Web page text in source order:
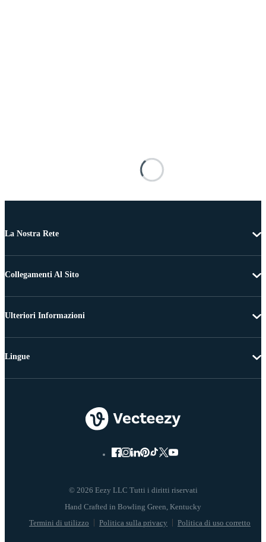
La Nostra Rete
Collegamenti Al Sito
Ulteriori Informazioni
© 2026 Eezy LLC Tutti i diritti riservati
Termini di utilizzo Politica sulla privacy Politica di uso corretto
Lingue